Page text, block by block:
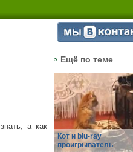
а как
Ещё по теме
Кот и blu-ray
проигрыватель